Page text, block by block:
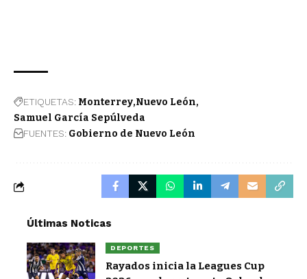
ETIQUETAS: Monterrey Nuevo León
Samuel García Sepúlveda
FUENTES: Gobierno de Nuevo León
Últimas Noticas
DEPORTES
Rayados inicia la Leagues Cup